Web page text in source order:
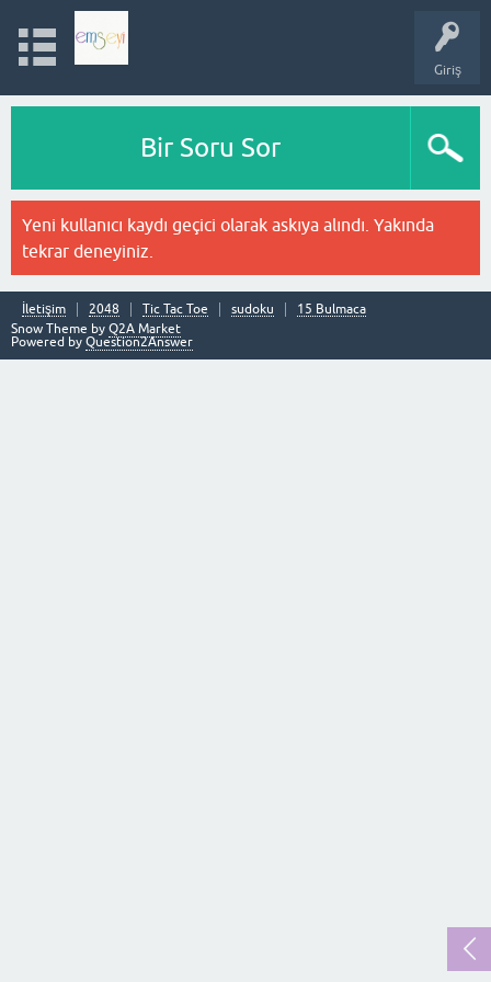
Giriş
Bir Soru Sor
Yeni kullanıcı kaydı geçici olarak askıya alındı. Yakında
tekrar deneyiniz.
İletişim 2048 Tic Tac Toe sudoku
15 Bulmaca
Snow Theme by Q2A Market
Powered by Question2Answer